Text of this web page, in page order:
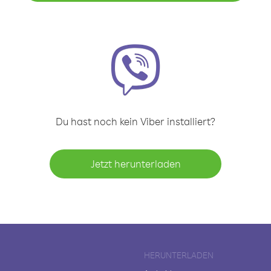
Du hast noch kein Viber installiert?
Jetzt herunterladen
HERUNTERLADEN